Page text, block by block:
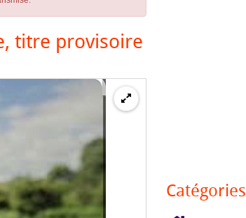
titre provisoire
Catégories